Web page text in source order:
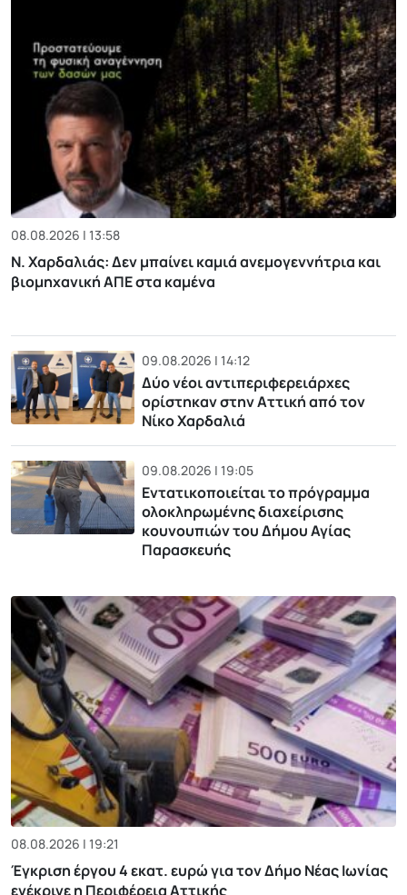
08.08.2026 | 13:58
Ν. Χαρδαλιάς: Δεν μπαίνει καμιά ανεμογεννήτρια και
βιομηχανική ΑΠΕ στα καμένα
09.08.2026 | 14:12
Δύο νέοι αντιπεριφερειάρχες
ορίστηκαν στην Αττική από τον
Νίκο Χαρδαλιά
09.08.2026 | 19:05
Εντατικοποιείται το πρόγραμμα
ολοκληρωμένης διαχείρισης
κουνουπιών του Δήμου Αγίας
Παρασκευής
08.08.2026 | 19:21
Έγκριση έργου 4 εκατ. ευρώ για τον Δήμο Νέας Ιωνίας
ενέκρινε η Περιφέρεια Αττικής